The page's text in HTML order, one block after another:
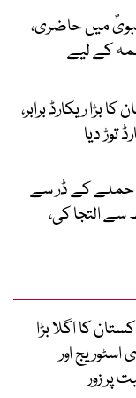
میں حاضری،
کے لیے
بڑا ریکارڈ برابر،
توڑ دیا
حملے کے ڈر سے
التجا کی،
کا اگلا بڑا
اسٹوریج اور
پر زور